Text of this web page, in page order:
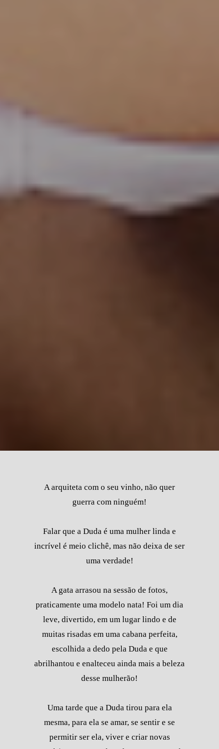
A arquiteta com o seu vinho, não quer
guerra com ninguém!
Falar que a Duda é uma mulher linda e
incrível é meio clichê, mas não deixa de ser
uma verdade!
A gata arrasou na sessão de fotos,
praticamente uma modelo nata! Foi um dia
leve, divertido, em um lugar lindo e de
muitas risadas em uma cabana perfeita,
escolhida a dedo pela Duda e que
abrilhantou e enalteceu ainda mais a beleza
desse mulherão!
Uma tarde que a Duda tirou para ela
mesma, para ela se amar, se sentir e se
permitir ser ela, viver e criar novas